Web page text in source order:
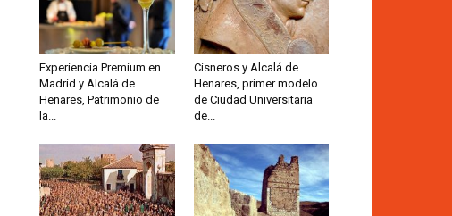
Experiencia Premium en
Madrid y Alcalá de
Henares, Patrimonio de
la...
Cisneros y Alcalá de
Henares, primer modelo
de Ciudad Universitaria
de...